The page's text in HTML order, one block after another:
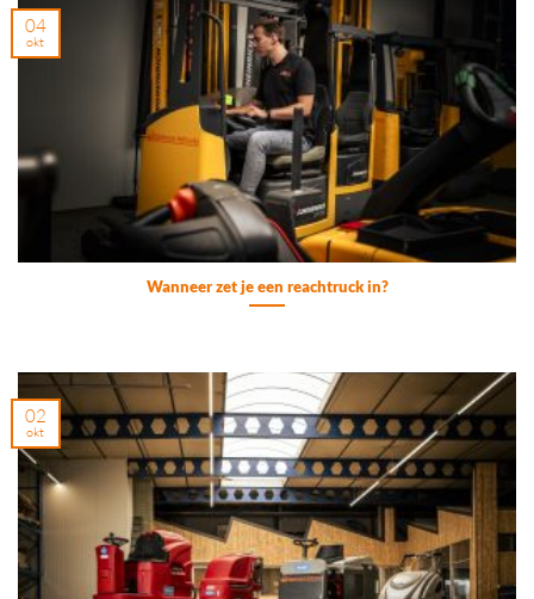
Wanneer zet je een reachtruck in?
04
okt
02
okt